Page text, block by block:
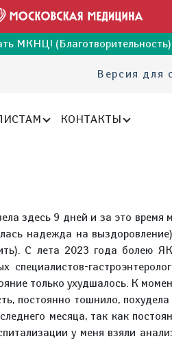
МКНЦ! (Благотворительность)
Версия для
КОНТАКТЫ
здесь 9 дней и за это время
надежда на
С лета 2023 года болею
только ухудшалось. К
постоянно тошнило, похудела
месяца, так как
у меня взяли